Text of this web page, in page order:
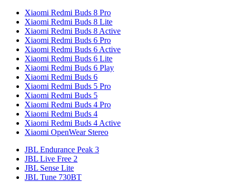
Xiaomi Redmi Buds 8 Pro
Xiaomi Redmi Buds 8 Lite
Xiaomi Redmi Buds 8 Active
Xiaomi Redmi Buds 6 Pro
Xiaomi Redmi Buds 6 Active
Xiaomi Redmi Buds 6 Lite
Xiaomi Redmi Buds 6 Play
Xiaomi Redmi Buds 6
Xiaomi Redmi Buds 5 Pro
Xiaomi Redmi Buds 5
Xiaomi Redmi Buds 4 Pro
Xiaomi Redmi Buds 4
Xiaomi Redmi Buds 4 Active
Xiaomi OpenWear Stereo
JBL Endurance Peak 3
JBL Live Free 2
JBL Sense Lite
JBL Tune 730BT